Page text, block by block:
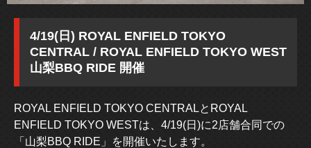
4/19(日) ROYAL ENFIELD TOKYO
CENTRAL / ROYAL ENFIELD TOKYO WEST
山梨BBQ RIDE 開催
ROYAL ENFIELD TOKYO CENTRALとROYAL
ENFIELD TOKYO WESTは、4/19(日)に2店舗合同での
「山梨BBQ RIDE」を開催いたします。